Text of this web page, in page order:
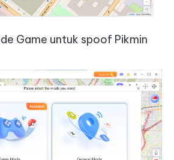
Game untuk spoof Pikmin